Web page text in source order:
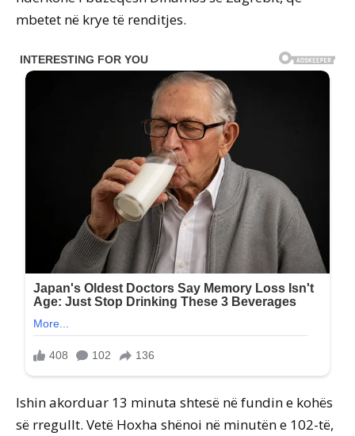
mbetet në krye të renditjes.
Ishin akorduar 13 minuta shtesë në fundin e kohës
së rregullt. Vetë Hoxha shënoi në minutën e 102-të,